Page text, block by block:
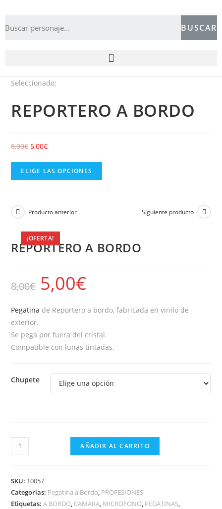
BUSCAR
Seleccionado:
REPORTERO A BORDO
8,00€ 5,00€
ELIGE LAS OPCIONES
¡OFERTA!
Producto anterior Siguiente producto
REPORTERO A BORDO
8,00€ 5,00€
Pegatina de Reportero a bordo, fabricada en vinilo de
exterior.
Se pega por fuera del cristal.
Compatible con lunas tintadas.
Chupete
AÑADIR AL CARRITO
SKU: 10057
Categorías: Pegatina a Bordo, PROFESIONES
Etiquetas:A BORDO, CAMARA, MICROFONO, PEGATINAS,